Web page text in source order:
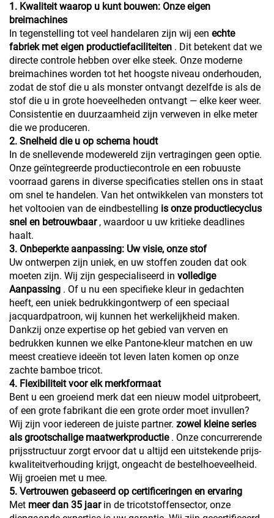
1. Kwaliteit waarop u kunt bouwen: Onze eigen
breimachines
In tegenstelling tot veel handelaren zijn wij een echte
fabriek met eigen productiefaciliteiten . Dit betekent dat we
directe controle hebben over elke steek. Onze moderne
breimachines worden tot het hoogste niveau onderhouden,
zodat de stof die u als monster ontvangt dezelfde is als de
stof die u in grote hoeveelheden ontvangt — elke keer weer.
Consistentie en duurzaamheid zijn verweven in elke meter
die we produceren.
2. Snelheid die u op schema houdt
In de snellevende modewereld zijn vertragingen geen optie.
Onze geïntegreerde productiecontrole en een robuuste
voorraad garens in diverse specificaties stellen ons in staat
om snel te handelen. Van het ontwikkelen van monsters tot
het voltooien van de eindbestelling is onze productiecyclus
snel en betrouwbaar , waardoor u uw kritieke deadlines
haalt.
3. Onbeperkte aanpassing: Uw visie, onze stof
Uw ontwerpen zijn uniek, en uw stoffen zouden dat ook
moeten zijn. Wij zijn gespecialiseerd in volledige
Aanpassing . Of u nu een specifieke kleur in gedachten
heeft, een uniek bedrukkingontwerp of een speciaal
jacquardpatroon, wij kunnen het werkelijkheid maken.
Dankzij onze expertise op het gebied van verven en
bedrukken kunnen we elke Pantone-kleur matchen en uw
meest creatieve ideeën tot leven laten komen op onze
zachte bamboe tricot.
4. Flexibiliteit voor elk merkformaat
Bent u een groeiend merk dat een nieuw model uitprobeert,
of een grote fabrikant die een grote order moet invullen?
Wij zijn voor iedereen de juiste partner. zowel kleine series
als grootschalige maatwerkproductie . Onze concurrerende
prijsstructuur zorgt ervoor dat u altijd een uitstekende prijs-
kwaliteitverhouding krijgt, ongeacht de bestelhoeveelheid.
Wij groeien met u mee.
5. Vertrouwen gebaseerd op certificeringen en ervaring
Met meer dan 35 jaar in de tricotstoffensector, onze